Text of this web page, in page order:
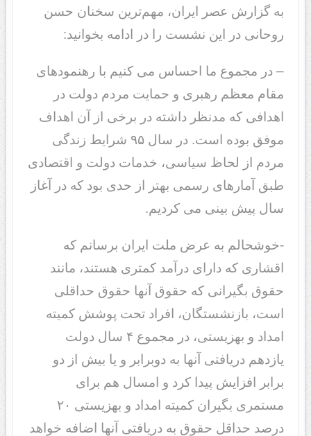
به گزارش عصر ایران، مهم‌ترین سخنان حسن
روحانی در این نشست را در ادامه بخوانید:
– در مجموع ما احساس می کنیم با رهنمودهای
مقام معظم رهبری و حمایت مردم دولت در
اهدافی که مدنظر داشته در برخی از آن اهداف
موفق بوده است. در سال ۹۵ شرایط زندگی
مردم از لحاظ سیاسی، خدمات دولت و اقتصادی
طبق آمارهای رسمی بهتر از حدی بود که در آغاز
سال پیش بینی می کردیم.
-خوشحالم به عرض ملت ایران برسانم که
اقشاری که دارای درآمد کمتری هستند، مانند
حقوق بگیرانی که حقوق آنها حقوق حداقلی
است، بازنشستگان، افراد تحت پوشش کمیته
امداد و بهزیستی، در مجموع ۴ سال دولت
یازدهم دریافتی آنها به دوبرابر و یا بیش از دو
برابر افزایش پیدا کرد و امسال هم برای
مستمری بگیران کمیته امداد و بهزیستی ۲۰
درصد حداقل حقوق به دریافتی آنها اضافه خواهد